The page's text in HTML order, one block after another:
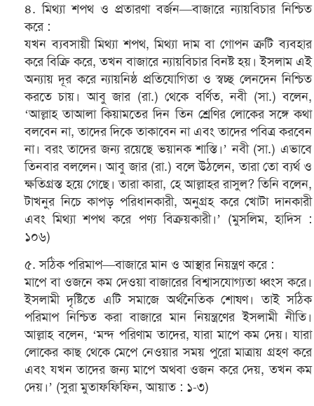
৪. মিথ্যা শপথ ও প্রতারণা বর্জন—বাজারে ন্যায়বিচার নিশ্চিত
করে :
যখন ব্যবসায়ী মিথ্যা শপথ, মিথ্যা দাম বা গোপন ত্রুটি ব্যবহার
করে বিক্রি করে, তখন বাজারে ন্যায়বিচার বিনষ্ট হয়। ইসলাম এই
অন্যায় দূর করে ন্যায়নিষ্ঠ প্রতিযোগিতা ও স্বচ্ছ লেনদেন নিশ্চিত
করতে চায়। আবু জার (রা.) থেকে বর্ণিত, নবী (সা.) বলেন,
‘আল্লাহ তাআলা কিয়ামতের দিন তিন শ্রেণির লোকের সঙ্গে কথা
বলবেন না, তাদের দিকে তাকাবেন না এবং তাদের পবিত্র করবেন
না। বরং তাদের জন্য রয়েছে ভয়ানক শাস্তি।’ নবী (সা.) এভাবে
তিনবার বললেন। আবু জার (রা.) বলে উঠলেন, তারা তো ব্যর্থ ও
ক্ষতিগ্রস্ত হয়ে গেছে। তারা কারা, হে আল্লাহর রাসুল? তিনি বলেন,
টাখনুর নিচে কাপড় পরিধানকারী, অনুগ্রহ করে খোটা দানকারী
এবং মিথ্যা শপথ করে পণ্য বিক্রয়কারী।’ (মুসলিম, হাদিস :
১০৬)
৫. সঠিক পরিমাপ—বাজারে মান ও আস্থার নিয়ন্ত্রণ করে :
মাপে বা ওজনে কম দেওয়া বাজারের বিশ্বাসযোগ্যতা ধ্বংস করে।
ইসলামী দৃষ্টিতে এটি সমাজে অর্থনৈতিক শোষণ। তাই সঠিক
পরিমাপ নিশ্চিত করা বাজারে মান নিয়ন্ত্রণের ইসলামী নীতি।
আল্লাহ বলেন, ‘মন্দ পরিণাম তাদের, যারা মাপে কম দেয়। যারা
লোকের কাছ থেকে মেপে নেওয়ার সময় পুরো মাত্রায় গ্রহণ করে
এবং যখন তাদের জন্য মাপে অথবা ওজন করে দেয়, তখন কম
দেয়।’ (সুরা মুতাফফিফিন, আয়াত : ১-৩)